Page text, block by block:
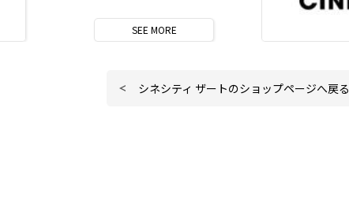
SEE MORE
シネシティ ザートのショップページへ戻る